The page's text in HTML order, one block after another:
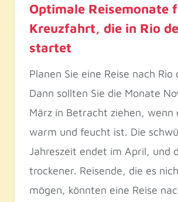
Optimale Reisemonate
Kreuzfahrt, die in Rio
startet
Planen Sie eine Reise nach Rio
Dann sollten Sie die Monate
März in Betracht ziehen, wenn
warm und feucht ist. Die
Jahreszeit endet im April, und
trockener. Reisende, die es
mögen, könnten eine Reise